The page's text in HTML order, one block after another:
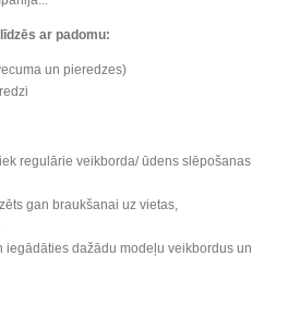
ar padomu:
un pieredzes)
regulārie veikborda/ ūdens slēpošanas
gan braukšanai uz vietas,
iegādāties dažādu modeļu veikbordus un